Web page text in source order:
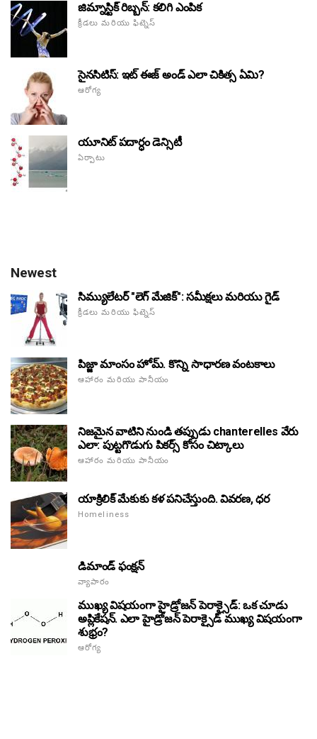
జిమ్నాస్టిక్ రిబ్బన్: కలిగి ఎంపిక
క్రీడలు మరియు ఫిట్నెస్
సైనసిటిస్: ఇట్ ఈజ్ అండ్ ఎలా చికిత్స ఏమి?
ఆరోగ్య
యూనిట్ పదార్ధం డెన్సిటీ
ఏర్పాటు
Newest
సిమ్యులేటర్ "లెగ్ మేజిక్": సమీక్షలు మరియు గైడ్
క్రీడలు మరియు ఫిట్నెస్
పిజ్జా మాంసం హోమ్. కొన్ని సాధారణ వంటకాలు
ఆహారం మరియు పానీయం
నిజమైన వాటిని నుండి తప్పుడు chanterelles వేరు
ఎలా: పుట్టగొడుగు పికర్స్ కోసం చిట్కాలు
ఆహారం మరియు పానీయం
యాక్రిలిక్ మేకుకు కళ పనిచేస్తుంది. వివరణ, ధర
Homeliness
డిమాండ్ ఫంక్షన్
వ్యాపారం
ముఖ్య విషయంగా హైడ్రోజన్ పెరాక్సైడ్: ఒక చూడు
అప్లికేషన్. ఎలా హైడ్రోజన్ పెరాక్సైడ్ ముఖ్య విషయంగా
శుభ్రం?
ఆరోగ్య